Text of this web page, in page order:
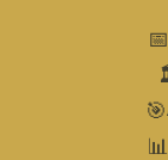
📅
🎯
📊